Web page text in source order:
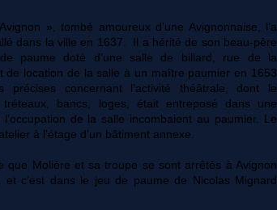
», tombé amoureux d’une Avignonnaise, l’a
dans la ville en 1637. Il a hérité de son beau-père
paume doté d’une salle de billard, rue de la
de location de la salle à un maître paumier en 1653
précises concernant l’activité théâtrale, dont le
tréteaux, bancs, loges, était entreposé dans une
de la salle incombaient au paumier. Le
à l’étage d’un bâtiment annexe.
que Molière et sa troupe se sont arrêtés à Avignon
c’est dans le jeu de paume de Nicolas Mignard